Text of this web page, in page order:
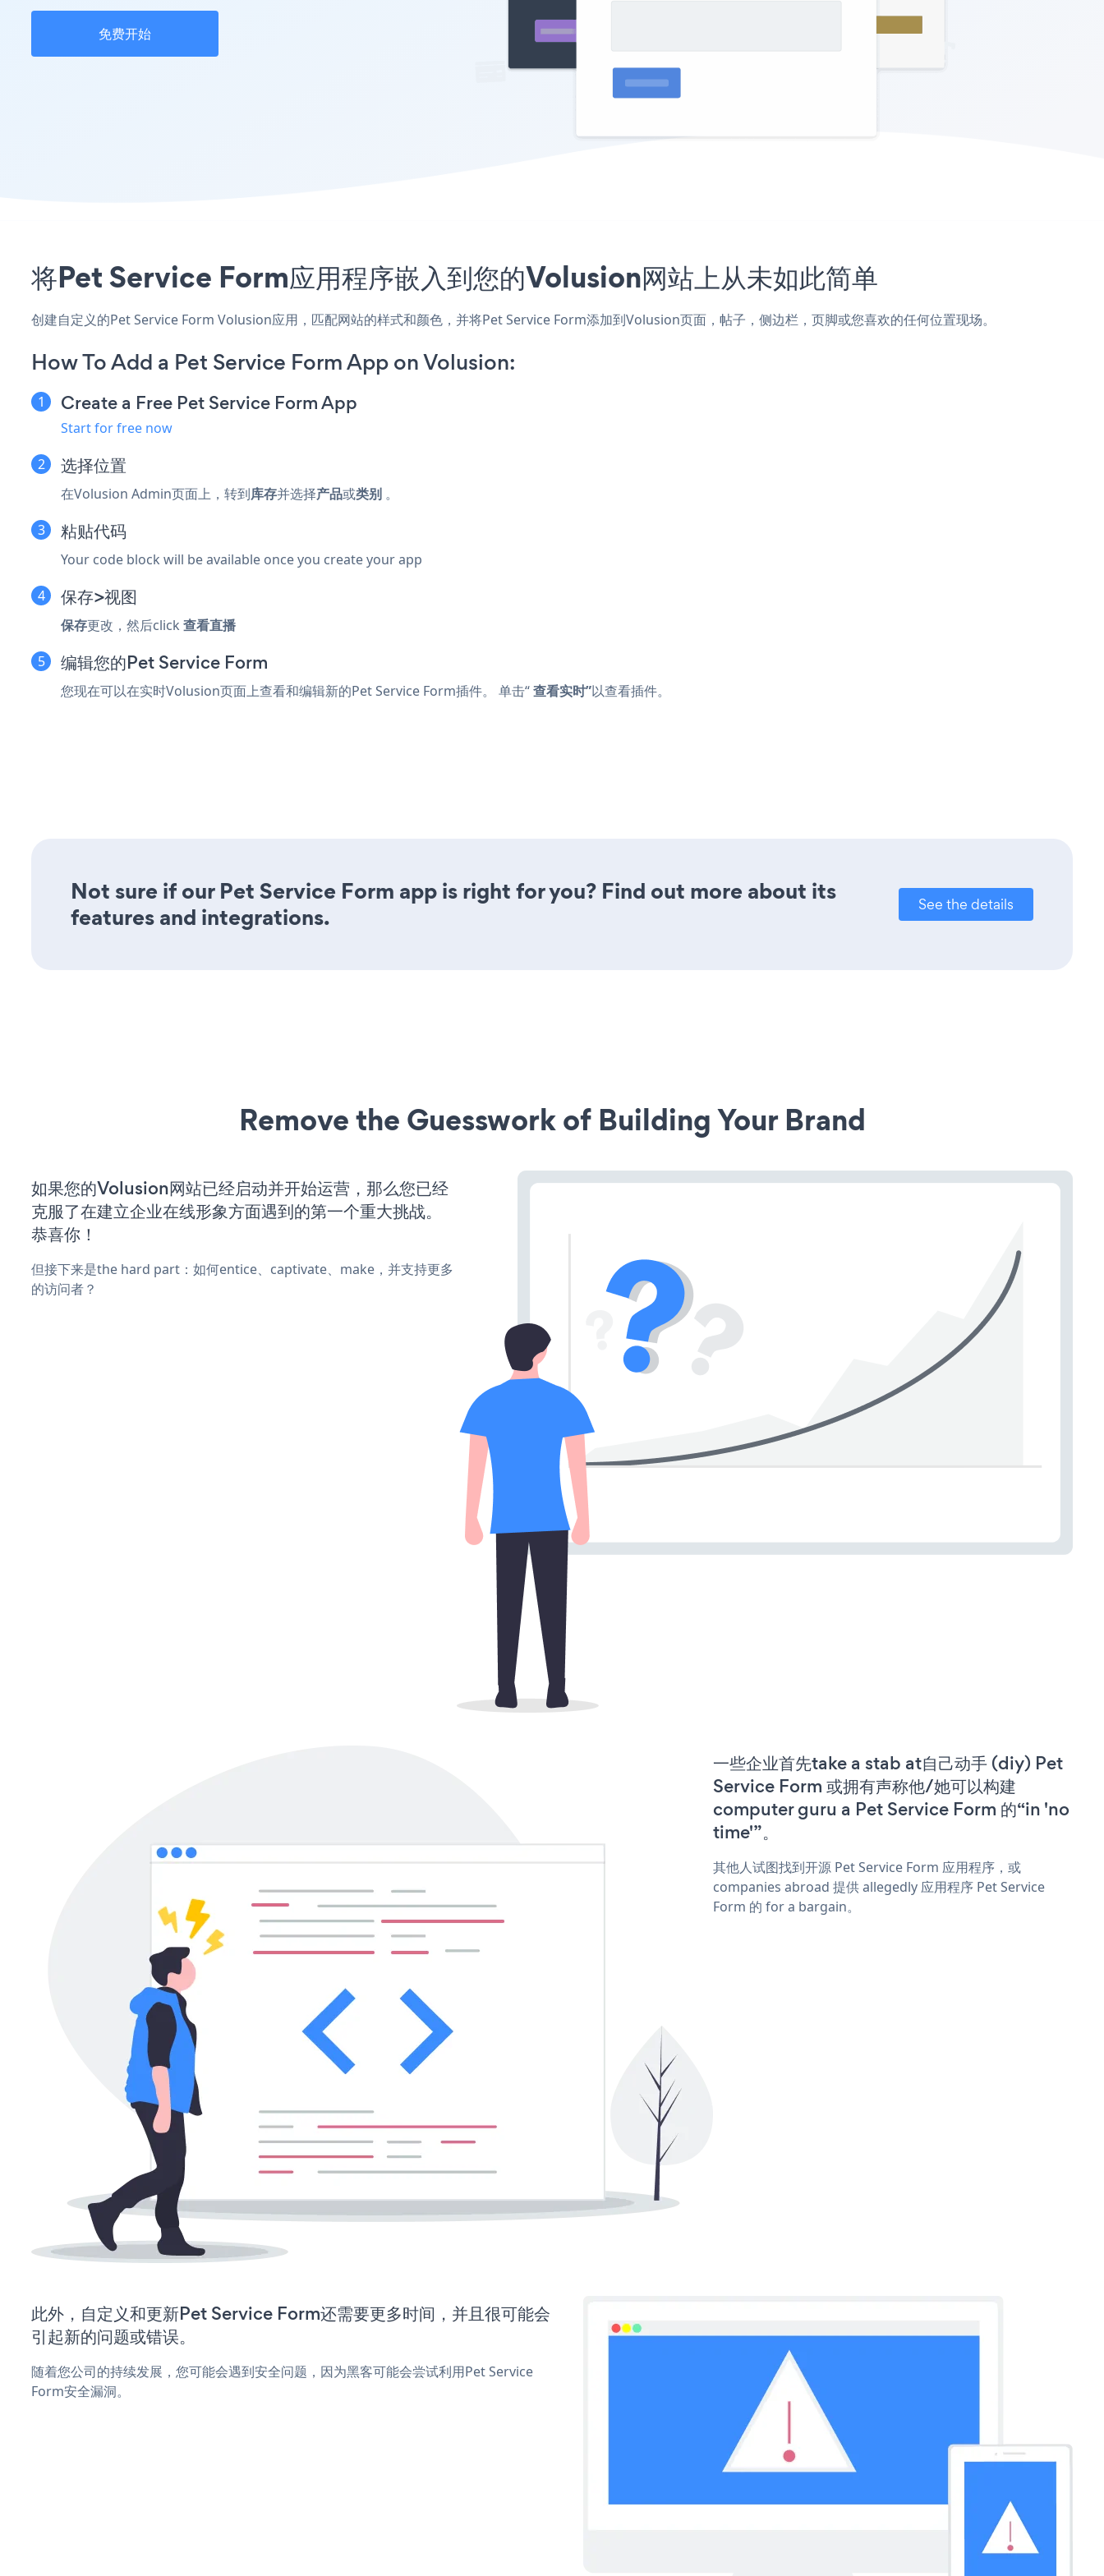
免费开始
将Pet Service Form应用程序嵌入到您的Volusion网站上从未如此简单
创建自定义的Pet Service Form Volusion应用，匹配网站的样式和颜色，并将Pet Service Form添加到Volusion页面，帖子，侧边栏，页脚或您喜欢的任何位置现场。
How To Add a Pet Service Form App on Volusion:
Create a Free Pet Service Form App
Start for free now
选择位置
在Volusion Admin页面上，转到库存并选择产品或类别 。
粘贴代码
Your code block will be available once you create your app
保存>视图
保存更改，然后click 查看直播
编辑您的Pet Service Form
您现在可以在实时Volusion页面上查看和编辑新的Pet Service Form插件。 单击“查看实时”以查看插件。
Not sure if our Pet Service Form app is right for you? Find out more about its
features and integrations.
See the details
Remove the Guesswork of Building Your Brand
如果您的Volusion网站已经启动并开始运营，那么您已经
克服了在建立企业在线形象方面遇到的第一个重大挑战。
恭喜你！
但接下来是the hard part：如何entice、captivate、make，并支持更多
的访问者？
一些企业首先take a stab at自己动手 (diy) Pet
Service Form 或拥有声称他/她可以构建
computer guru a Pet Service Form 的“in 'no
time'”。
其他人试图找到开源 Pet Service Form 应用程序，或
companies abroad 提供 allegedly 应用程序 Pet Service
Form 的 for a bargain。
此外，自定义和更新Pet Service Form还需要更多时间，并且很可能会
引起新的问题或错误。
随着您公司的持续发展，您可能会遇到安全问题，因为黑客可能会尝试利用Pet Service
Form安全漏洞。